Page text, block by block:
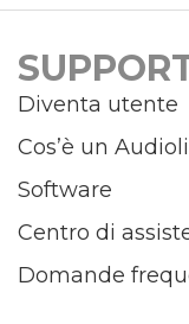
Diventa utente
Cos’è un
Software
Centro di
Domande